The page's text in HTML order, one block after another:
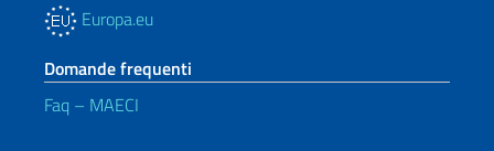
Europa.eu
Domande frequenti
Faq – MAECI